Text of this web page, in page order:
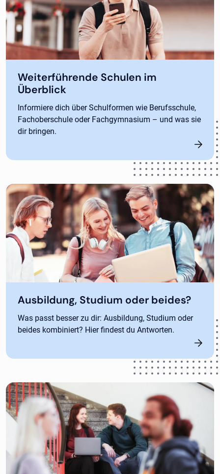
Weiterführende Schulen im
Überblick
Informiere dich über Schulformen wie Berufsschule,
Fachoberschule oder Fachgymnasium – und was sie
dir bringen.
Ausbildung, Studium oder beides?
Was passt besser zu dir: Ausbildung, Studium oder
beides kombiniert? Hier findest du Antworten.